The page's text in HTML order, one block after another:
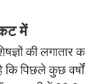
में
की लगातार
कि पिछले कुछ